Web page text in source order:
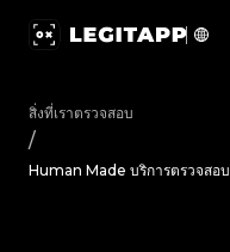
สิ่งที่เราตรวจสอบ
/
Human Made บริการตรวจสอบ